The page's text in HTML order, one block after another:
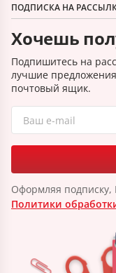
ПОДПИСКА НА
Хочешь
Подпишитесь на
лучшие
почтовый ящик.
Оформляя подписку,
Политики